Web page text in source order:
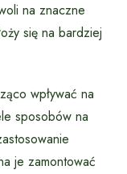
na znaczne
się na bardziej
wpływać na
sposobów na
je zamontować